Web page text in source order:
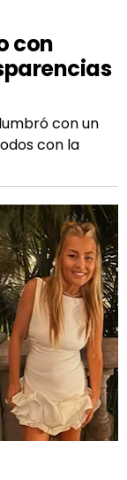
con
con un
con la